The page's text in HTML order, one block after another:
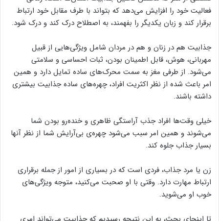
فعالیت خود را افزایش می‌دهد که بتواند با طرف مقابل خود ارتباط
برقرار کند و زبان یکدیگر را بفهمند، به اصطلاح درک کند و درک شود.
جذابیت هم در زنان و هم در مردان شامل ویژگی‌هایی از قبیل
مهربانی، هوش، قابل اطمینان بودن، ثبات احساسی و سلامتی
می‌شود. از طرفی مغز به سمت محرک‌های ساده تمایل دارد و همین
امر باعث شده از نظر اکثریت افراد، چهره‌های ساده جذابیت بیشتری
داشته باشند.
خیلی وقت‌ها افراد جذب آراستگی ظاهری و خنده‌رو بودن شما
می‌شوند و همین امر سبب می‌شود چهره‌ی بی‌آرایش شما از نظر آنها
بسیار جذاب جلوه کند.
زن یا مرد جذاب، فردی است که در بسیاری از امور از جمله برقراری
ارتباط مهارت دارد. وقتی با او صحبت می‌کنید، متوجه ویژگی‌های
خوب او می‌شوید.